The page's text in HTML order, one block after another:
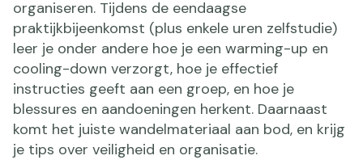
organiseren. Tijdens de eendaagse
praktijkbijeenkomst (plus enkele uren zelfstudie)
leer je onder andere hoe je een warming-up en
cooling-down verzorgt, hoe je effectief
instructies geeft aan een groep, en hoe je
blessures en aandoeningen herkent. Daarnaast
komt het juiste wandelmateriaal aan bod, en krijg
je tips over veiligheid en organisatie.